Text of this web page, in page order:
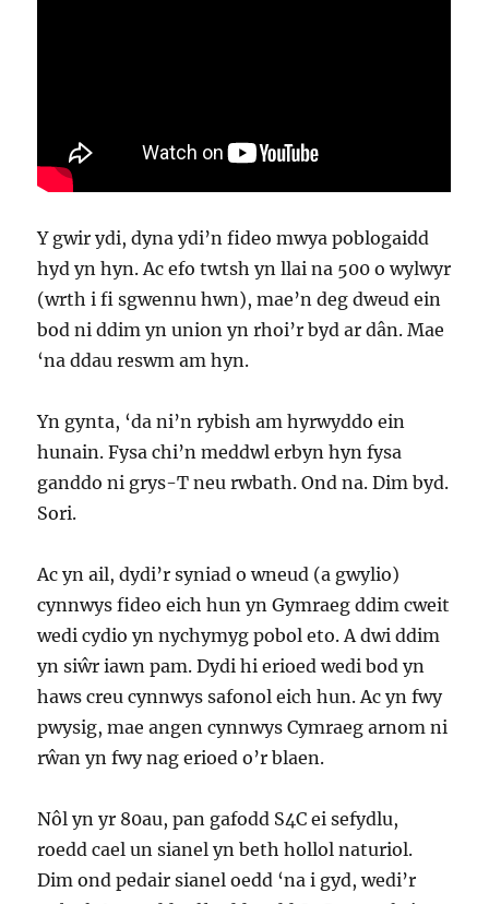
Y gwir ydi, dyna ydi’n fideo mwya poblogaidd
hyd yn hyn. Ac efo twtsh yn llai na 500 o wylwyr
(wrth i fi sgwennu hwn), mae’n deg dweud ein
bod ni ddim yn union yn rhoi’r byd ar dân. Mae
‘na ddau reswm am hyn.
Yn gynta, ‘da ni’n rybish am hyrwyddo ein
hunain. Fysa chi’n meddwl erbyn hyn fysa
ganddo ni grys-T neu rwbath. Ond na. Dim byd.
Sori.
Ac yn ail, dydi’r syniad o wneud (a gwylio)
cynnwys fideo eich hun yn Gymraeg ddim cweit
wedi cydio yn nychymyg pobol eto. A dwi ddim
yn siŵr iawn pam. Dydi hi erioed wedi bod yn
haws creu cynnwys safonol eich hun. Ac yn fwy
pwysig, mae angen cynnwys Cymraeg arnom ni
rŵan yn fwy nag erioed o’r blaen.
Nôl yn yr 80au, pan gafodd S4C ei sefydlu,
roedd cael un sianel yn beth hollol naturiol.
Dim ond pedair sianel oedd ‘na i gyd, wedi’r